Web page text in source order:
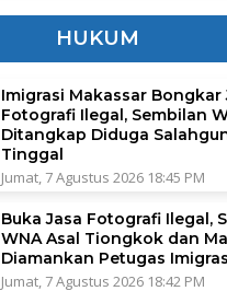
HUKUM
Imigrasi Makassar Bongkar
Fotografi Ilegal, Sembilan
Ditangkap Diduga
Tinggal
Jumat, 7 Agustus 2026 18:45 PM
Buka Jasa Fotografi Ilegal,
WNA Asal Tiongkok dan
Diamankan Petugas
Jumat, 7 Agustus 2026 18:42 PM